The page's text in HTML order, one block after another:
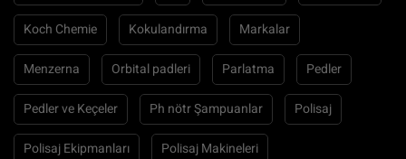
Koch Chemie Kokulandırma Markalar
Menzerna Orbital padleri Parlatma Pedler
Pedler ve Keçeler Ph nötr Şampuanlar Polisaj
Polisaj Ekipmanları Polisaj Makineleri